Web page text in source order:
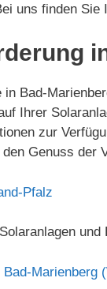
uns finden
in Bad-
Ihrer
zur
Genuss der
Pfalz
Bad-Marienberg